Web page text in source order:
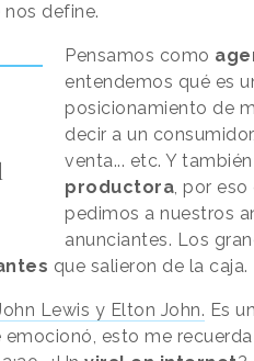
define.
Pensamos como
entendemos qué es
posicionamiento de
decir a un
venta... etc. Y
productora, por eso
pedimos a nuestros
anunciantes. Los
que salieron de la caja.
Lewis y Elton John. Es
esto me recuerda